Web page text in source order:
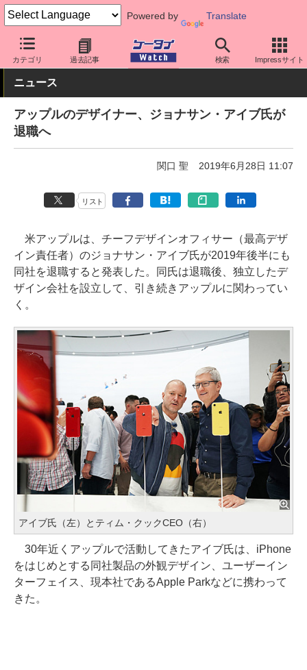
Powered by Translate
カテゴリ 過去記事 検索 Impressサイト
ケータイ Watch 業界動向 Apple
ニュース
アップルのデザイナー、ジョナサン・アイブ氏が
退職へ
関口 聖 2019年6月28日 11:07
リスト
米アップルは、チーフデザインオフィサー（最高デザ
イン責任者）のジョナサン・アイブ氏が2019年後半にも
同社を退職すると発表した。同氏は退職後、独立したデ
ザイン会社を設立して、引き続きアップルに関わってい
く。
アイブ氏（左）とティム・クックCEO（右）
30年近くアップルで活動してきたアイブ氏は、iPhone
をはじめとする同社製品の外観デザイン、ユーザーイン
ターフェイス、現本社であるApple Parkなどに携わって
きた。